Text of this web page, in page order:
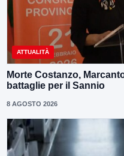
ATTUALITÀ
Morte Costanzo,
battaglie per il Sannio
8 AGOSTO 2026